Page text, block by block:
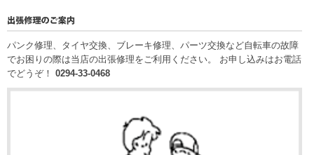
パンク修理、タイヤ交換、ブレーキ修理、パーツ交換など自転車の故障
でお困りの際は当店の出張修理をご利用ください。 お申し込みはお電話
でどうぞ！ 0294-33-0468